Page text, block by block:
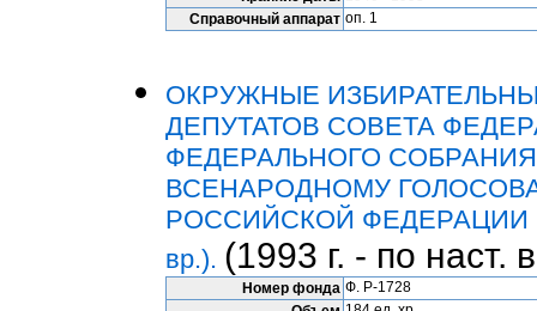
Справочный аппарат оп. 1
ОКРУЖНЫЕ
ДЕПУТАТОВ СОВЕТА
ФЕДЕРАЛЬНОГО
ВСЕНАРОДНОМУ
РОССИЙСКОЙ ФЕДЕРАЦИИ
вр.). (1993 г. - по наст.
Номер фонда Ф. Р-1728